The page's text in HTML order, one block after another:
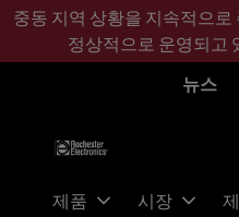
기
콘
바
글
중동 지역 상황을 지속적으
정상적으로 운영되고
뉴스
제품 시장